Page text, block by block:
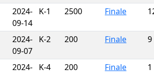
2024-
09-14
K-1 2500 Finale
2024-
09-07
K-2 200 Finale 9
2024-
K-4 200 Finale 1